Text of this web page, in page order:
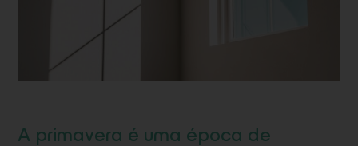
A primavera é uma época de